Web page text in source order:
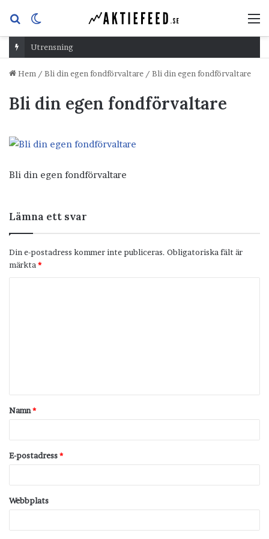
Sök
efterskin
Utrensning
Hem / Bli din egen fondförvaltare / Bli din egen fondförvaltare
Bli din egen fondförvaltare
Bli din egen fondförvaltare
Lämna ett svar
Din e-postadress kommer inte publiceras. Obligatoriska fält är
märkta *
t
a
Namn*
E-postadress*
Webbplats